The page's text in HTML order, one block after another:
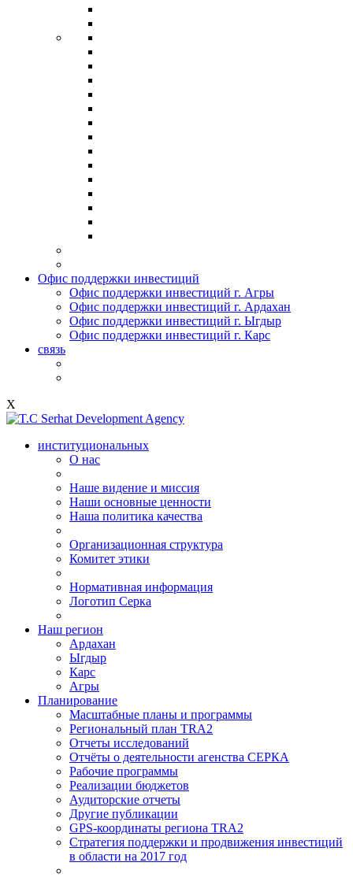
Офис поддержки инвестиций
Офис поддержки инвестиций г. Агры
Офис поддержки инвестиций г. Ардахан
Офис поддержки инвестиций г. Ыгдыр
Офис поддержки инвестиций г. Карс
связь
X
институциональных
О нас
Наше видение и миссия
Наши основные ценности
Наша политика качества
Организационная структура
Комитет этики
Нормативная информация
Логотип Серка
Наш регион
Ардахан
Ыгдыр
Карс
Агры
Планирование
Масштабные планы и программы
Региональный план TRA2
Отчеты исследований
Отчёты о деятельности агенства СЕРКА
Рабочие программы
Реализации бюджетов
Аудиторские отчеты
Другие публикации
GPS-координаты региона TRA2
Стратегия поддержки и продвижения инвестиций
в области на 2017 год